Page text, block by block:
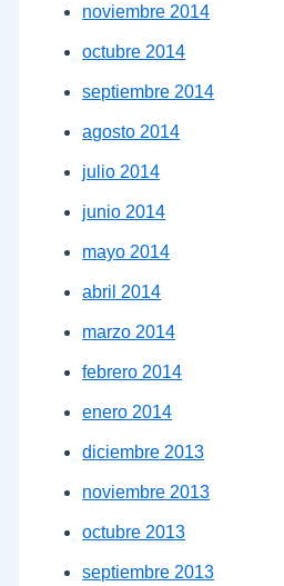
noviembre 2014
octubre 2014
septiembre 2014
agosto 2014
julio 2014
junio 2014
mayo 2014
abril 2014
marzo 2014
febrero 2014
enero 2014
diciembre 2013
noviembre 2013
octubre 2013
septiembre 2013